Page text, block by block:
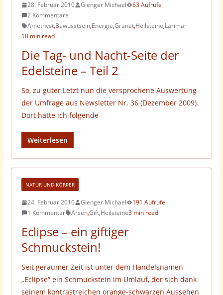
28. Februar 2010 Gienger Michael
63 Aufrufe
2 Kommentare
Amethyst,Bewusstsein,Energie,Granat,Heilsteine,Larimar
10 min read
Die Tag- und Nacht-Seite der
Edelsteine – Teil 2
So, zu guter Letzt nun die versprochene Auswertung
der Umfrage aus Newsletter Nr. 36 (Dezember 2009).
Dort hatte ich folgende
Weiterlesen
NATUR UND KÖRPER
24. Februar 2010 Gienger Michael
191 Aufrufe
1 Kommentar
Arsen,Gift,Heilsteine3 min read
Eclipse – ein giftiger
Schmuckstein!
Seit geraumer Zeit ist unter dem Handelsnamen
„Eclipse“ ein Schmuckstein im Umlauf, der sich dank
seinem kontrastreichen orange-schwarzen Aussehen